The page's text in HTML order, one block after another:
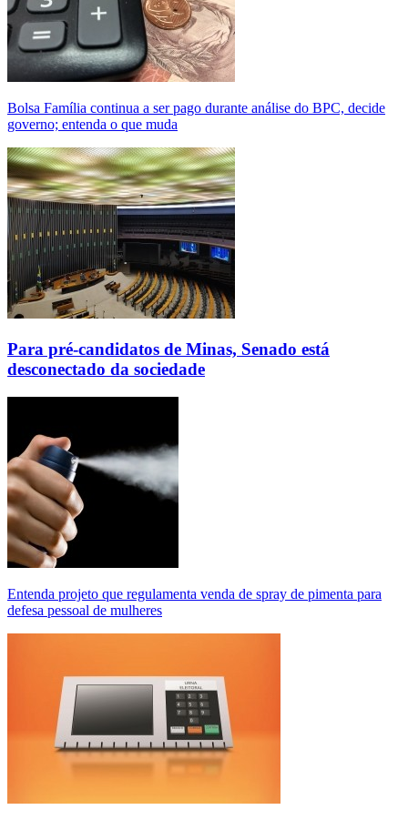
Bolsa Família continua a ser pago durante análise do BPC, decide
governo; entenda o que muda
Para pré-candidatos de Minas, Senado está
desconectado da sociedade
Entenda projeto que regulamenta venda de spray de pimenta para
defesa pessoal de mulheres